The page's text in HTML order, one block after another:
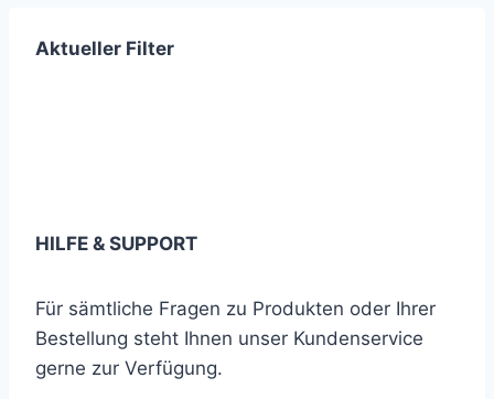
Aktueller Filter
HILFE & SUPPORT
Für sämtliche Fragen zu Produkten oder Ihrer
Bestellung steht Ihnen unser Kundenservice
gerne zur Verfügung.